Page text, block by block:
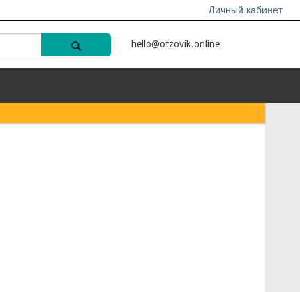
Личный кабинет
hello@otzovik.online